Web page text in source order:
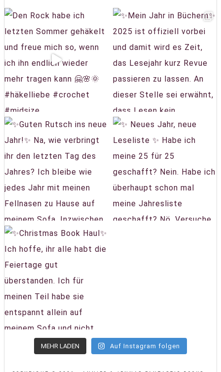
MEHR LADEN Auf Instagram folgen